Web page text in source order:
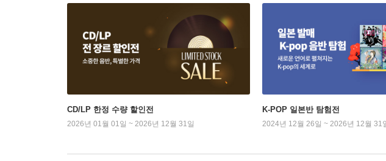
CD/LP 한정 수량 할인전
2026년 01월 01일 ~ 2026년 12월 31일
K-POP 일본반 탐험전
2024년 12월 26일 ~ 2026년 12월 31